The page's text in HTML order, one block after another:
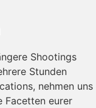
Shootings
Stunden
nehmen uns
Facetten eurer